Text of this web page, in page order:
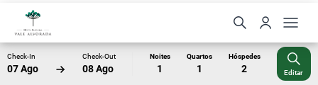
Check-In
07 Ago
Check-Out
08 Ago
Noites
1
Quartos
1
Hóspedes
2 Editar